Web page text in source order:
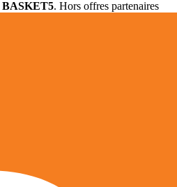
BASKET5. Hors offres partenaires